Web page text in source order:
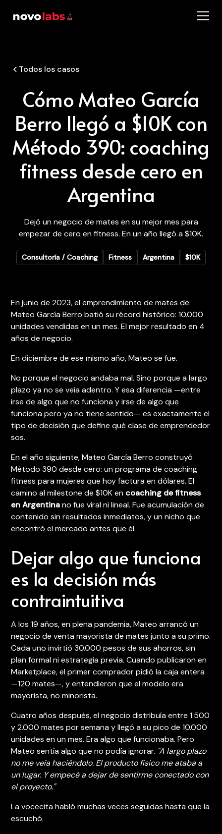
Todos los casos
Cómo Mateo García
Berro llegó a $10K con
Método 390: coaching
fitness desde cero en
Argentina
Dejó un negocio de mates en su mejor mes para
empezar de cero en fitness. En un año llegó a $10K.
Consultoría / Coaching Fitness Argentina $10K
En junio de 2023, el emprendimiento de mates de
Mateo García Berro batió su récord histórico: 10.000
unidades vendidas en un mes. El mejor resultado en 4
años de negocio.
En diciembre de ese mismo año, Mateo se fue.
No porque el negocio andaba mal. Sino porque a largo
plazo ya no se veía adentro. Y esa diferencia —entre
irse de algo que no funciona y irse de algo que
funciona pero ya no tiene sentido— es exactamente el
tipo de decisión que define qué clase de emprendedor
sos.
En el año siguiente, Mateo García Berro construyó
Método 390 desde cero: un programa de coaching
fitness para mujeres que hoy factura en dólares. El
camino al milestone de $10K en coaching de fitness
en Argentinano fue viral ni lineal. Fue acumulación de
contenido sin resultados inmediatos, y un nicho que
encontró el mercado antes que él.
Dejar algo que funciona
es la decisión más
contraintuitiva
A los 19 años, en plena pandemia, Mateo arrancó un
negocio de venta mayorista de mates junto a su primo.
Cada uno invirtió 30.000 pesos de sus ahorros, sin
plan formal ni estrategia previa. Cuando publicaron en
Marketplace, el primer comprador pidió la caja entera
—120 mates—, y entendieron que el modelo era
mayorista, no minorista.
Cuatro años después, el negocio distribuía entre 1.500
y 2.000 mates por semana y llegó a su pico de 10.000
unidades en un mes. Era algo que funcionaba. Pero
Mateo sentía algo que no podía ignorar. "A largo plazo
no me veía haciéndolo. El producto físico me ataba a
un lugar. Y empecé a dejar de sentirme conectado con
el proyecto."
La vocecita habló muchas veces seguidas hasta que la
escuchó.